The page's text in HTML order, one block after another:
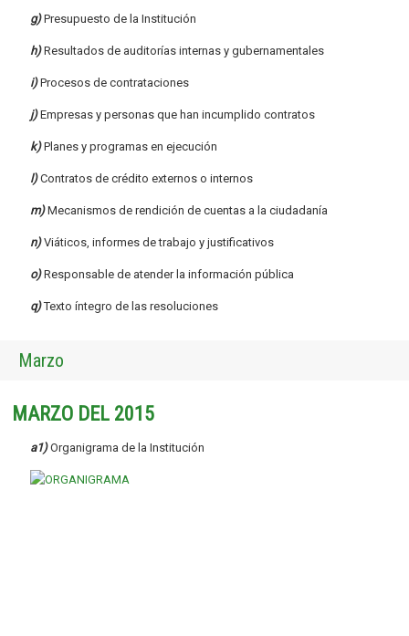
g) Presupuesto de la Institución
h)Resultados de auditorías internas y gubernamentales
i) Procesos de contrataciones
j) Empresas y personas que han incumplido contratos
k) Planes y programas en ejecución
l) Contratos de crédito externos o internos
m)Mecanismos de rendición de cuentas a la ciudadanía
n)Viáticos, informes de trabajo y justificativos
o)Responsable de atender la información pública
q) Texto íntegro de las resoluciones
Marzo
MARZO DEL 2015
a1)Organigrama de la Institución